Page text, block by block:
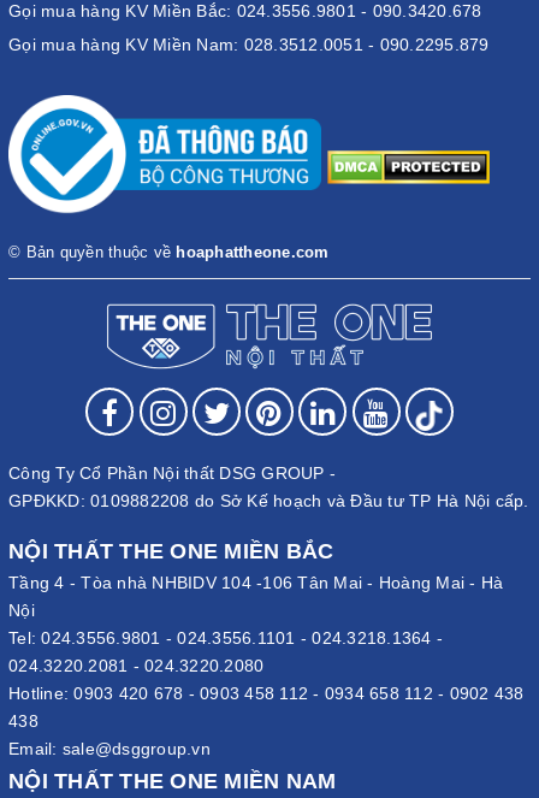
Gọi mua hàng KV Miền Bắc: 024.3556.9801 - 090.3420.678
Gọi mua hàng KV Miền Nam: 028.3512.0051 - 090.2295.879
© Bản quyền thuộc về hoaphattheone.com
Công Ty Cổ Phần Nội thất DSG GROUP -
GPĐKKD: 0109882208 do Sở Kế hoạch và Đầu tư TP Hà Nội cấp.
NỘI THẤT THE ONE MIỀN BẮC
Tầng 4 - Tòa nhà NHBIDV 104 -106 Tân Mai - Hoàng Mai - Hà
Nội
Tel:024.3556.9801 -024.3556.1101 -024.3218.1364 -
024.3220.2081 - 024.3220.2080
Hotline:0903 420 678 - 0903 458 112 - 0934 658 112 - 0902 438
438
Email: sale@dsggroup.vn
NỘI THẤT THE ONE MIỀN NAM